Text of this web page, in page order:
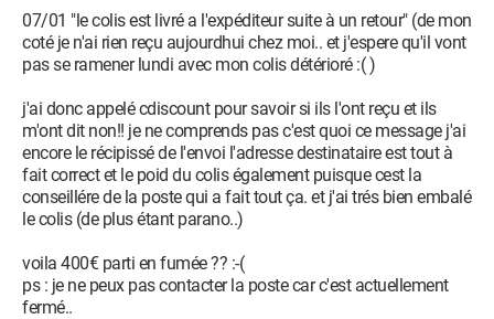
07/01 "le colis est livré a l'expéditeur suite à un retour" (de mon
coté je n'ai rien reçu aujourdhui chez moi.. et j'espere qu'il vont
pas se ramener lundi avec mon colis détérioré :( )
j'ai donc appelé cdiscount pour savoir si ils l'ont reçu et ils
m'ont dit non!! je ne comprends pas c'est quoi ce message j'ai
encore le récipissé de l'envoi l'adresse destinataire est tout à
fait correct et le poid du colis également puisque cest la
conseillére de la poste qui a fait tout ça. et j'ai trés bien embalé
le colis (de plus étant parano..)
voila 400€ parti en fumée ?? :-(
ps : je ne peux pas contacter la poste car c'est actuellement
fermé..